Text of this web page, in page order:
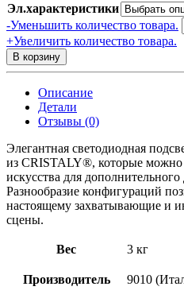
Эл.характеристики
-Уменьшить количество товара.
+Увеличить количество товара.
В корзину
Описание
Детали
Отзывы (0)
Элегантная светодиодная
из CRISTALY®, которые можно
искусства для
Разнообразие конфигураций
настоящему захватывающие и
сцены.
Вес 3 кг
Производитель 9010